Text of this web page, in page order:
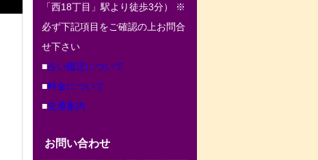
「西18丁目」駅より徒歩3分） ※
必ず下記項目をご確認の上お問合
せ下さい
■占い鑑定について
■料金について
■交通案内
お問い合わせ